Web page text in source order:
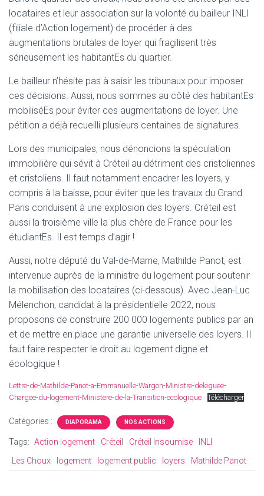
I
locataires et leur association sur la volonté du bailleur INLI
(filiale d’Action logement) de procéder à des
augmentations brutales de loyer qui fragilisent très
sérieusement les habitantEs du quartier.
Le bailleur n’hésite pas à saisir les tribunaux pour imposer
ces décisions. Aussi, nous sommes au côté des habitantEs
mobiliséEs pour éviter ces augmentations de loyer. Une
pétition a déjà recueilli plusieurs centaines de signatures.
Lors des municipales, nous dénoncions la spéculation
immobilière qui sévit à Créteil au détriment des cristoliennes
et cristoliens. Il faut notamment encadrer les loyers, y
compris à la baisse, pour éviter que les travaux du Grand
Paris conduisent à une explosion des loyers. Créteil est
aussi la troisième ville la plus chère de France pour les
étudiantEs. Il est temps d’agir !
Aussi, notre député du Val-de-Marne, Mathilde Panot, est
intervenue auprès de la ministre du logement pour soutenir
la mobilisation des locataires (ci-dessous). Avec Jean-Luc
Mélenchon, candidat à la présidentielle 2022, nous
proposons de construire 200 000 logements publics par an
et de mettre en place une garantie universelle des loyers. Il
faut faire respecter le droit au logement digne et
écologique !
Lettre-de-Mathilde-Panot-a-Emmanuelle-Wargon-Ministre-deleguee-
Chargee-du-logement-Ministere-de-la-Transition-ecologique
Télécharger
Catégories : DIAPORAMA NOS ACTIONS
Tags: Action logement Créteil Créteil Insoumise
INLI
Les Choux
logement logement public loyers Mathilde Panot